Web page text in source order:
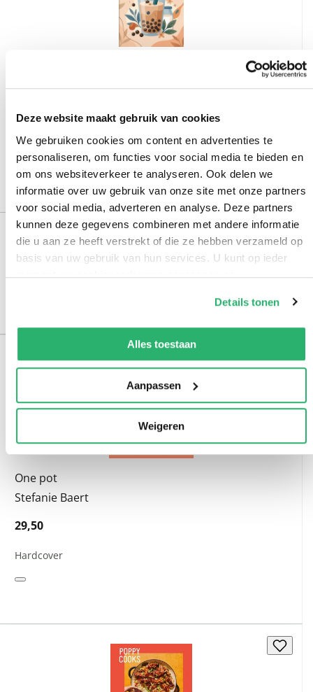
Deze website maakt gebruik van cookies
We gebruiken cookies om content en advertenties te
personaliseren, om functies voor social media te bieden en
om ons websiteverkeer te analyseren. Ook delen we
informatie over uw gebruik van onze site met onze partners
voor social media, adverteren en analyse. Deze partners
kunnen deze gegevens combineren met andere informatie
die u aan ze heeft verstrekt of die ze hebben verzameld op
basis van uw gebruik van hun services. U kunt op ieder
moment uw cookievoorkeuren aanpassen op
We werken samen met13 derdendie uw gegevens
kunnen ontvangen en verwerken.
Details tonen
Alles toestaan
Aanpassen
Weigeren
Waries B.V.
15,95
Paperback
Bekijk alles
One pot
Stefanie Baert
29,50
Hardcover